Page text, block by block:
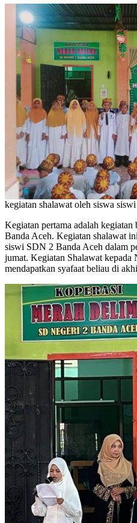
kegiatan shalawat oleh siswa
Kegiatan pertama adalah
Banda Aceh. Kegiatan shalawat
siswi SDN 2 Banda Aceh dalam
jumat. Kegiatan Shalawat
mendapatkan syafaat beliau di